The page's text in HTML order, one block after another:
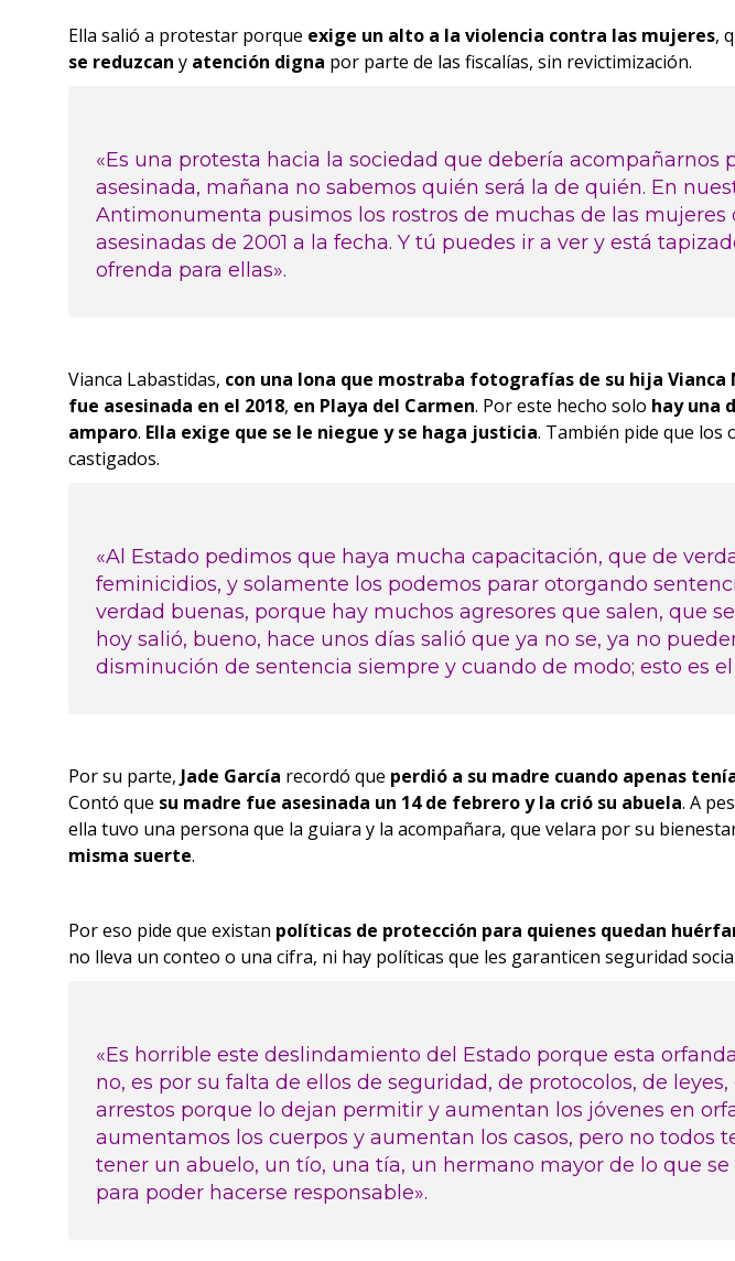
Ella salió a protestar porque exige un alto a la violencia contra las mujeres,
se reduzcan y atención digna por parte de las fiscalías, sin revictimización.
«Es una protesta hacia la sociedad que debería acompañarnos
asesinada, mañana no sabemos quién será la de quién. En
Antimonumenta pusimos los rostros de muchas de las mujeres
asesinadas de 2001 a la fecha. Y tú puedes ir a ver y está
ofrenda para ellas».
Vianca Labastidas, con una lona que mostraba fotografías de su hija Vianca
fue asesinada en el 2018, en Playa del Carmen. Por este hecho solo hay una
amparo. Ella exige que se le niegue y se haga justicia. También pide que los
castigados.
«Al Estado pedimos que haya mucha capacitación, que de
feminicidios, y solamente los podemos parar otorgando
verdad buenas, porque hay muchos agresores que salen, que
hoy salió, bueno, hace unos días salió que ya no se, ya no
disminución de sentencia siempre y cuando de modo; esto es
Por su parte, Jade García recordó que perdió a su madre cuando apenas
Contó que su madre fue asesinada un 14 de febrero y la crió su abuela. A
ella tuvo una persona que la guiara y la acompañara, que velara por su
misma suerte.
Por eso pide que existan políticas de protección para quienes quedan
no lleva un conteo o una cifra, ni hay políticas que les garanticen seguridad
«Es horrible este deslindamiento del Estado porque esta
no, es por su falta de ellos de seguridad, de protocolos, de
arrestos porque lo dejan permitir y aumentan los jóvenes en
aumentamos los cuerpos y aumentan los casos, pero no todos
tener un abuelo, un tío, una tía, un hermano mayor de lo que
para poder hacerse responsable».